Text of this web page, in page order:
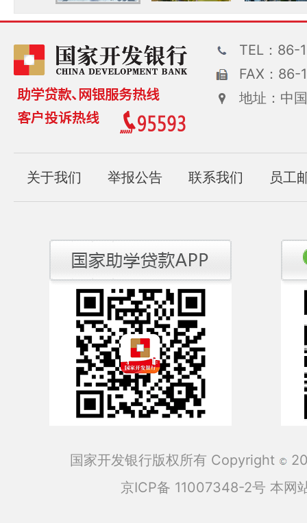
TEL：86-
FAX：
地址：中
关于我们 举报公告 联系我们 员工
国家开发银行版权所有 Copyright
京ICP备 11007348-2号 本网